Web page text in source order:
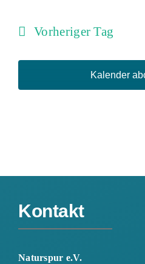
Vorheriger Tag
Kalender
Kontakt
Naturspur e.V.